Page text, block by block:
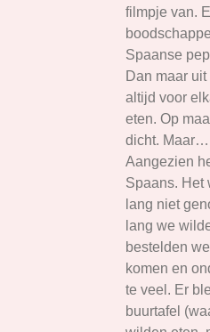
filmpje van.
Spaanse
Dan maar
altijd voor
eten. Op
dicht.
Aangezien
Spaans. Het
lang niet
lang we
bestelden
komen en
te veel. Er
buurtafel